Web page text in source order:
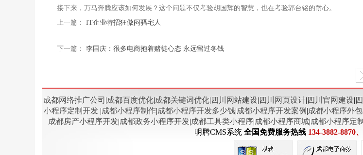
接下来，万马奔腾应该如何发展？这个问题不仅考验胡国辉的智慧，也在考验郭台铭的耐心。
上一篇： IT企业特招狂傲闷骚宅人
下一篇： 李国庆：很多电商抱着赌徒心态 永远留过冬钱
成都网络推广公司 |成都百度优化|成都关键词优化| 四川网站建设| 四川网页设计| 四川官网建设|
小程序定制开发 |成都小程序制作|成都小程序开发多少钱|成都小程序开发案例 |成都小程序外包
成都房产小程序开发|成都政务小程序开发|成都工具类小程序|成都小程序商城|成都小程序定
明腾CMS系统 全国免费服务热线 134-3882-8870